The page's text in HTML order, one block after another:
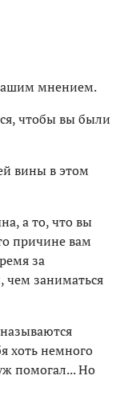
мнением.
чтобы вы были
вины в этом
а то, что вы
причине вам
за
чем заниматься
хоть немного
помогал... Но